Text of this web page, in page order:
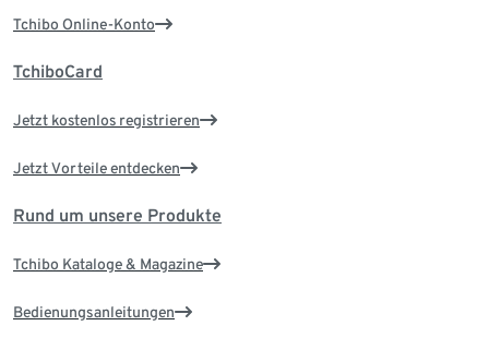
Tchibo Online-Konto
TchiboCard
Jetzt kostenlos registrieren
Jetzt Vorteile entdecken
Rund um unsere Produkte
Tchibo Kataloge & Magazine
Bedienungsanleitungen